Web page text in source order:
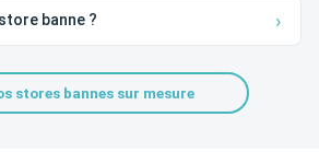
banne ?
stores bannes sur mesure